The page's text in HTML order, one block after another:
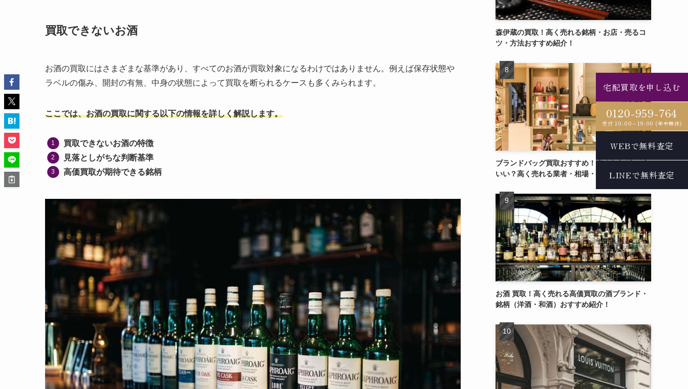
買取できないお酒
お酒の買取にはさまざまな基準があり、すべてのお酒が買取対象になるわけではありません。例えば保存状態や
ラベルの傷み、開封の有無、中身の状態によって買取を断られるケースも多くみられます。
ここでは、お酒の買取に関する以下の情報を詳しく解説します。
買取できないお酒の特徴
見落としがちな判断基準
高価買取が期待できる銘柄
森伊蔵の買取！高く売れる銘柄・お店・売るコ
ツ・方法おすすめ紹介！
ブランドバッグ買取おすすめ！売るならどこが
いい？高く売れる業者・相場・コツ紹介！
お酒 買取！高く売れる高価買取の酒ブランド・
銘柄（洋酒・和酒）おすすめ紹介！
宅配買取を申し込む
0120-959-764
受付 10:00～19:00 (年中無休)